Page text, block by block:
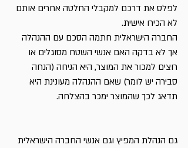
לפלס את דרכם למקבלי החלטה אחרים אותם
לא הכירו אישית.
החברה הישראלית חתמה הסכם עם ההנהלה
אך לא בדקה האם אנשי השטח מסוגלים או
רוצים למכור את המוצר, היא הניחה (הנחה
סבירה יש לומר) שאם ההנהלה מעונינת היא
תדאג לכך שהמוצר ימכר בהצלחה.
גם הנהלת המפיץ וגם אנשי החברה הישראלית